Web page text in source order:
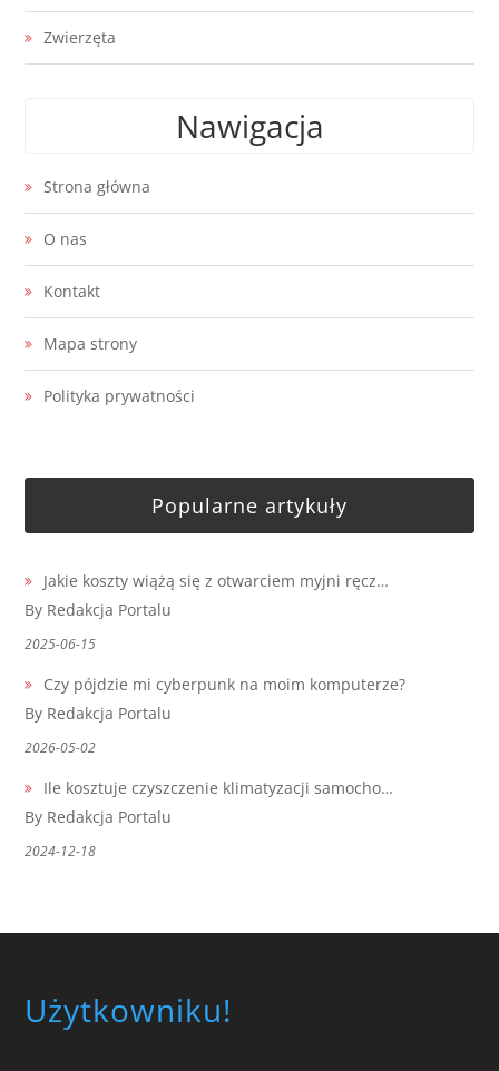
Zwierzęta
Nawigacja
Strona główna
O nas
Kontakt
Mapa strony
Polityka prywatności
Popularne artykuły
Jakie koszty wiążą się z otwarciem myjni ręcz…
By Redakcja Portalu
2025-06-15
Czy pójdzie mi cyberpunk na moim komputerze?
By Redakcja Portalu
2026-05-02
Ile kosztuje czyszczenie klimatyzacji samocho…
By Redakcja Portalu
2024-12-18
Użytkowniku!